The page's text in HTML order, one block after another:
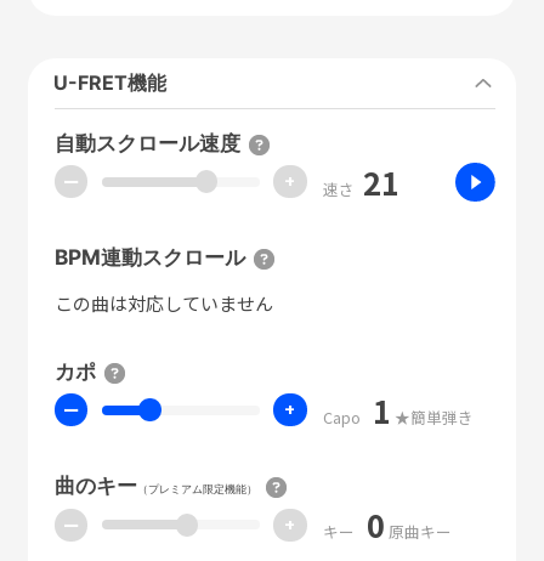
U-FRET機能
自動スクロール速度
ー + 速さ 21
BPM連動スクロール
この曲は対応していません
カポ
ー + Capo 1 ★簡単弾き
曲のキー（プレミアム限定機能）
ー + キー 0 原曲キー